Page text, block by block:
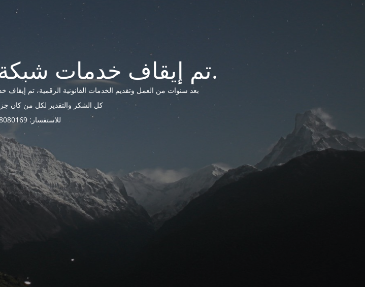
تم إيقاف خدمات شبكة التشريعات الليبية.
بعد سنوات من العمل وتقديم الخدمات القانونية الرقمية، تم إيقاف
كل الشكر والتقدير لكل من كان
للاستفسار: 0928080169